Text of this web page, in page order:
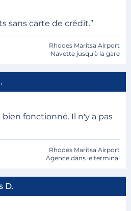
sans carte de crédit.”
Rhodes Maritsa Airport
Navette jusqu'à la gare
bien fonctionné. Il n'y a pas
Rhodes Maritsa Airport
Agence dans le terminal
D.